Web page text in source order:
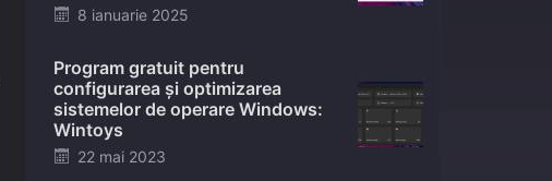
Posted
8 ianuarie 2025
Program gratuit pentru
configurarea și optimizarea
sistemelor de operare Windows:
Wintoys
Posted
22 mai 2023